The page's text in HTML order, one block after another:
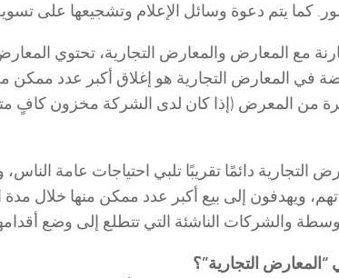
كما يتم دعوة وسائل الإعلام وتشجيعها على
مع المعارض والمعارض التجارية، تحتوي
في المعارض التجارية هو إغلاق أكبر عدد
من المعرض (إذا كان لدى الشركة مخزون كافٍ
التجارية دائمًا تقريبًا تلبي احتياجات عامة
ويهدفون إلى بيع أكبر عدد ممكن منها خلال
والشركات الناشئة التي تتطلع إلى وضع
“المعارض التجارية”؟